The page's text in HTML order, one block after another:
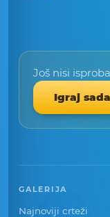
Još nisi
Igraj sada
GALERIJA
Najnoviji crteži